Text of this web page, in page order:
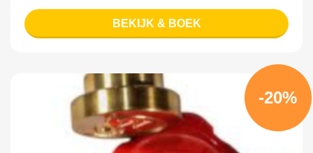
BEKIJK & BOEK
-20%